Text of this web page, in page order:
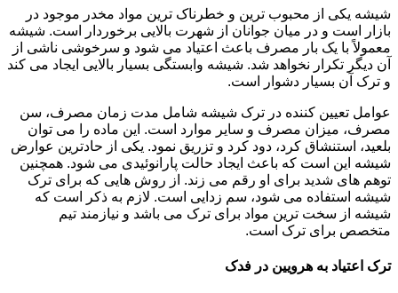
شیشه یکی از محبوب ترین و خطرناک ترین مواد مخدر موجود در
بازار است و در میان جوانان از شهرت بالایی برخوردار است. شیشه
معمولاً با یک بار مصرف باعث اعتیاد می شود و سرخوشی ناشی از
آن دیگر تکرار نخواهد شد. شیشه وابستگی بسیار بالایی ایجاد می کند
و ترک آن بسیار دشوار است.
عوامل تعیین کننده در ترک شیشه شامل مدت زمان مصرف، سن
مصرف، میزان مصرف و سایر موارد است. این ماده را می توان
بلعید، استنشاق کرد، دود کرد و تزریق نمود. یکی از حادترین عوارض
شیشه این است که باعث ایجاد حالت پارانوئیدی می شود. همچنین
توهم های شدید برای او رقم می زند. از روش هایی که برای ترک
شیشه استفاده می شود، سم زدایی است. لازم به ذکر است که
شیشه از سخت ترین مواد برای ترک می باشد و نیازمند تیم
متخصص برای ترک است.
ترک اعتیاد به هرویین در فدک